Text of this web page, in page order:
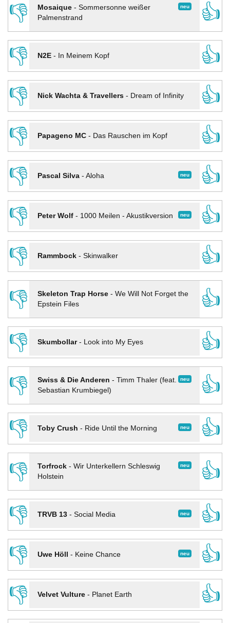
👎
neu
Mosaique- Sommersonne weißer
Palmenstrand
👍
👎
N2E- In Meinem Kopf
👍
👎
Nick Wachta & Travellers- Dream of Infinity
👍
👎
Papageno MC- Das Rauschen im Kopf
👍
👎
neu
Pascal Silva- Aloha
👍
👎
neu
Peter Wolf- 1000 Meilen - Akustikversion
👍
👎
Rammbock- Skinwalker
👍
👎
Skeleton Trap Horse- We Will Not Forget the
Epstein Files
👍
👎
Skumbollar- Look into My Eyes
👍
👎
neu
Swiss & Die Anderen - Timm Thaler (feat.
Sebastian Krumbiegel)
👍
👎
neu
Toby Crush - Ride Until the Morning
👍
👎
neu
Torfrock- Wir Unterkellern Schleswig
Holstein
👍
👎
neu
TRVB 13- Social Media
👍
👎
neu
Uwe Höll - Keine Chance
👍
👎
Velvet Vulture- Planet Earth
👍